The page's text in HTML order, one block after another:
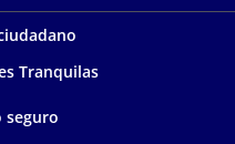
Tranquilas
seguro